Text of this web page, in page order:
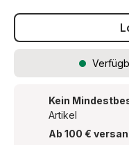
Kein
Artikel
Ab 100 €